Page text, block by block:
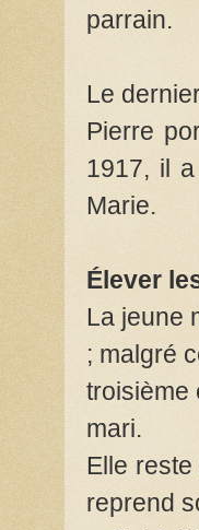
parrain.
Le
Pierre
1917, il
Marie.
Élever
La jeune
; malgré
troisième
mari.
Elle
reprend